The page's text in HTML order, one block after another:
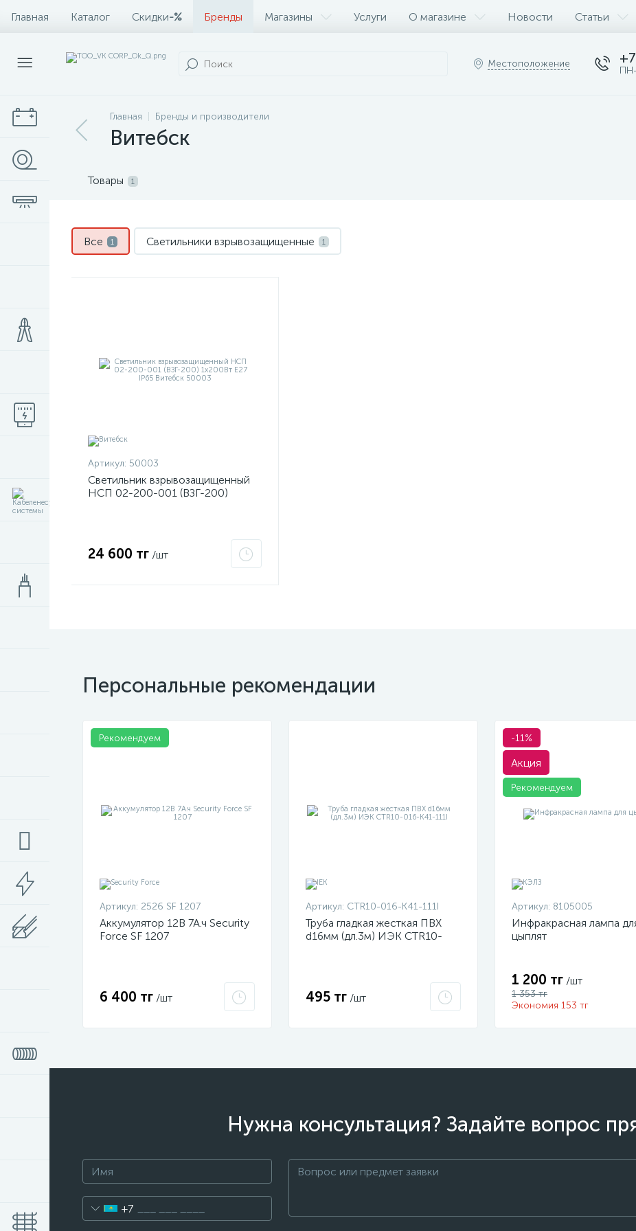
Главная Каталог Скидки-% Бренды Магазины Услуги О магазине Новости Статьи
Местоположение
Главная Бренды и производители
Витебск
Товары 1
Все 1 Светильники взрывозащищенные 1
Артикул: 50003
Светильник взрывозащищенный
НСП 02-200-001 (ВЗГ-200)
24 600 тг /шт
Персональные рекомендации
Рекомендуем
Артикул: 2526 SF 1207
Аккумулятор 12В 7А.ч Security
Force SF 1207
6 400 тг /шт
Артикул: CTR10-016-K41-111I
Труба гладкая жесткая ПВХ
d16мм (дл.3м) ИЭК CTR10-
495 тг /шт
-11%
Акция
Рекомендуем
Артикул: 8105005
Инфракрасная лампа
цыплят
1 200 тг /шт
1 353 тг
Экономия 153 тг
Нужна консультация? Задайте вопрос
+7